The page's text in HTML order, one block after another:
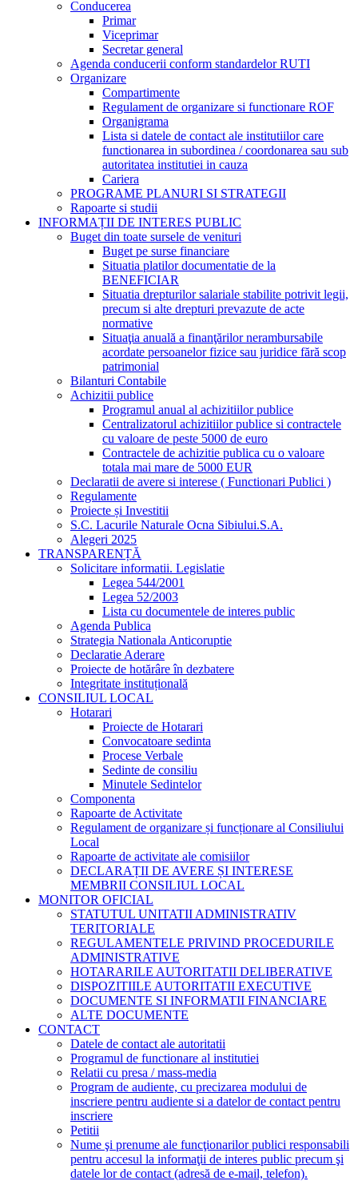
Conducerea
Primar
Viceprimar
Secretar general
Agenda conducerii conform standardelor RUTI
Organizare
Compartimente
Regulament de organizare si functionare ROF
Organigrama
Lista si datele de contact ale institutiilor care
functionarea in subordinea / coordonarea sau sub
autoritatea institutiei in cauza
Cariera
PROGRAME PLANURI SI STRATEGII
Rapoarte si studii
INFORMAȚII DE INTERES PUBLIC
Buget din toate sursele de venituri
Buget pe surse financiare
Situatia platilor documentatie de la
BENEFICIAR
Situatia drepturilor salariale stabilite potrivit legii,
precum si alte drepturi prevazute de acte
normative
Situaţia anuală a finanţărilor nerambursabile
acordate persoanelor fizice sau juridice fără scop
patrimonial
Bilanturi Contabile
Achizitii publice
Programul anual al achizitiilor publice
Centralizatorul achizitiilor publice si contractele
cu valoare de peste 5000 de euro
Contractele de achizitie publica cu o valoare
totala mai mare de 5000 EUR
Declaratii de avere si interese ( Functionari Publici )
Regulamente
Proiecte și Investitii
S.C. Lacurile Naturale Ocna Sibiului.S.A.
Alegeri 2025
TRANSPARENȚĂ
Solicitare informatii. Legislatie
Legea 544/2001
Legea 52/2003
Lista cu documentele de interes public
Agenda Publica
Strategia Nationala Anticoruptie
Declaratie Aderare
Proiecte de hotărâre în dezbatere
Integritate instituțională
CONSILIUL LOCAL
Hotarari
Proiecte de Hotarari
Convocatoare sedinta
Procese Verbale
Sedinte de consiliu
Minutele Sedintelor
Componenta
Rapoarte de Activitate
Regulament de organizare și funcționare al Consiliului
Local
Rapoarte de activitate ale comisiilor
DECLARAȚII DE AVERE ȘI INTERESE
MEMBRII CONSILIUL LOCAL
MONITOR OFICIAL
STATUTUL UNITATII ADMINISTRATIV
TERITORIALE
REGULAMENTELE PRIVIND PROCEDURILE
ADMINISTRATIVE
HOTARARILE AUTORITATII DELIBERATIVE
DISPOZITIILE AUTORITATII EXECUTIVE
DOCUMENTE SI INFORMATII FINANCIARE
ALTE DOCUMENTE
CONTACT
Datele de contact ale autoritatii
Programul de functionare al institutiei
Relatii cu presa / mass-media
Program de audiente, cu precizarea modului de
inscriere pentru audiente si a datelor de contact pentru
inscriere
Petitii
Nume şi prenume ale funcţionarilor publici responsabili
pentru accesul la informaţii de interes public precum şi
datele lor de contact (adresă de e-mail, telefon).